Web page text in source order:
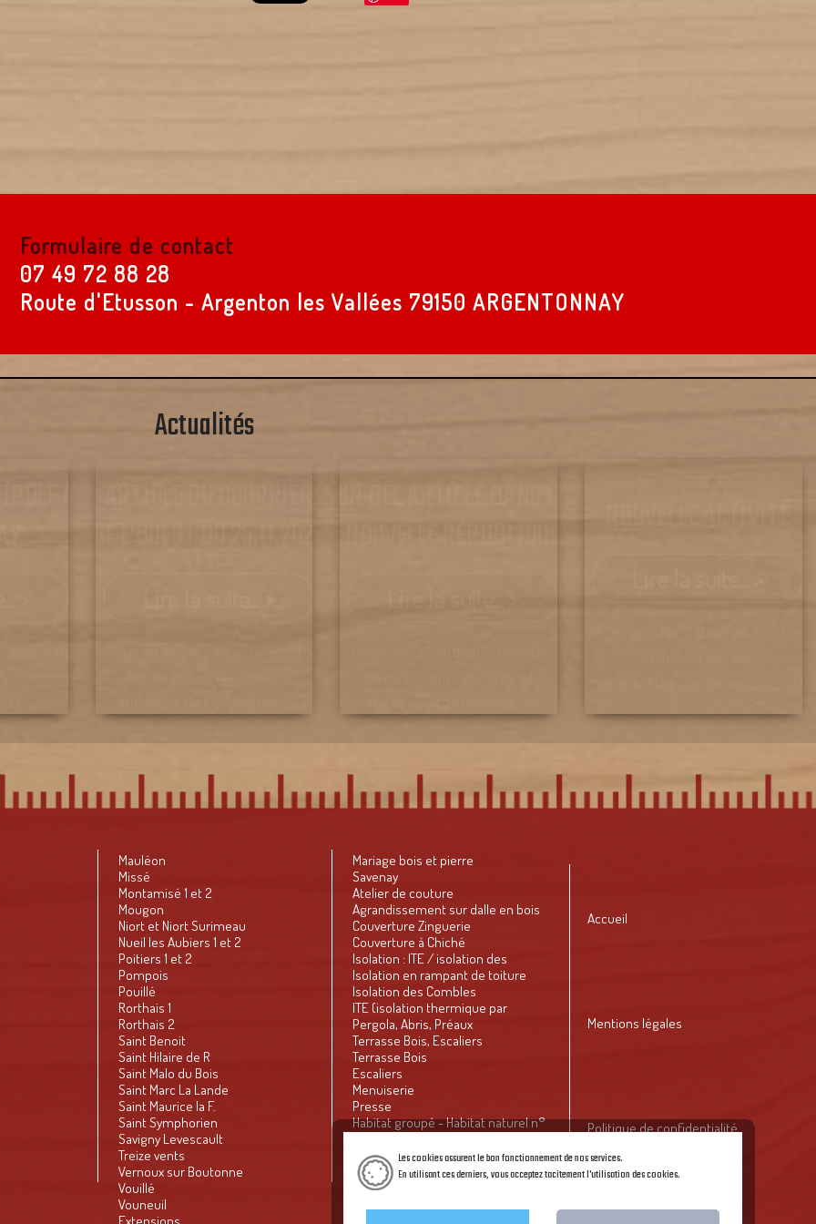
Les cookies assurent le bon fonctionnement de nos services.
En utilisant ces derniers, vous acceptez tacitement l'utilisation des cookies.
Formulaire de contact
07 49 72 88 28
Route d'Etusson - Argenton les Vallées 79150 ARGENTONNAY
Actualités
À
DE L'OUEST DU 25.11.2023
UN BEL ARTICLE DANS LA
meilleur-apprenti-charpentier-
les-renes-de-charpente-
Mauléon
Missé
Montamisé 1 et 2
Mougon
Niort et Niort Surimeau
Nueil les Aubiers 1 et 2
Poitiers 1 et 2
Pompois
Pouillé
Rorthais 1
Rorthais 2
Saint Benoit
Saint Hilaire de R
Saint Malo du Bois
Saint Marc La Lande
Saint Maurice la F.
Saint Symphorien
Savigny Levescault
Treize vents
Vernoux sur Boutonne
Vouillé
Vouneuil
Mariage bois et pierre
Savenay
Atelier de couture
Agrandissement sur dalle en bois
Couverture Zinguerie
Couverture à Chiché
Isolation : ITE / isolation des
combles / sarking
Isolation en rampant de toiture
Isolation des Combles
ITE (isolation thermique par
l'extérieur)
Pergola, Abris, Préaux
Terrasse Bois, Escaliers
Terrasse Bois
Escaliers
Menuiserie
Presse
Habitat groupé - Habitat naturel n°
Courrier de l'ouest 2016
CO du 17.12.16 : le retour de la croix et
du coq
Bulletin municipal
Accueil
Mentions légales
Politique de confidentialité